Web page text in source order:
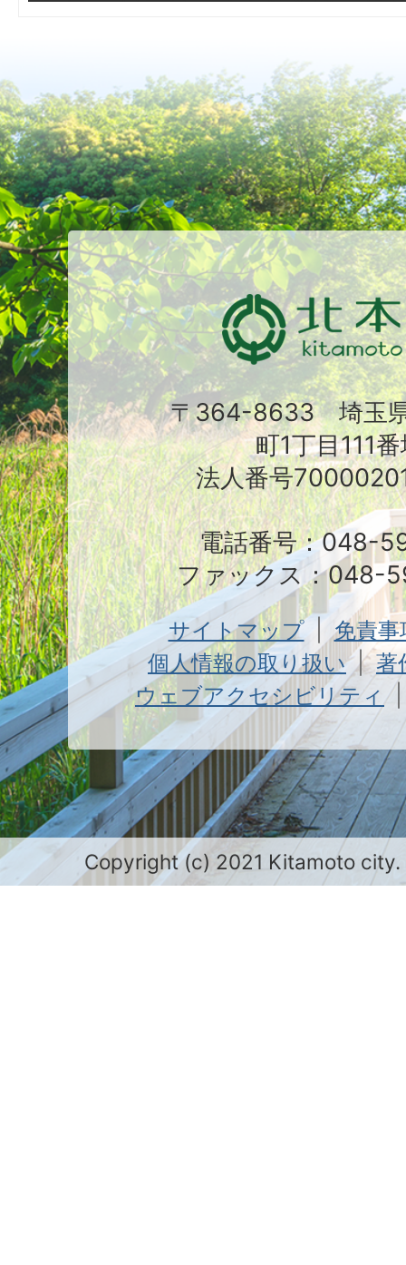
〒364-8633 埼玉
町1丁目111
法人番号
電話番号：048-
ファックス：048-
サイトマップ
免責
個人情報の取り扱い
著
ウェブアクセシビリティ
Copyright (c) 2021 Kitamoto city.